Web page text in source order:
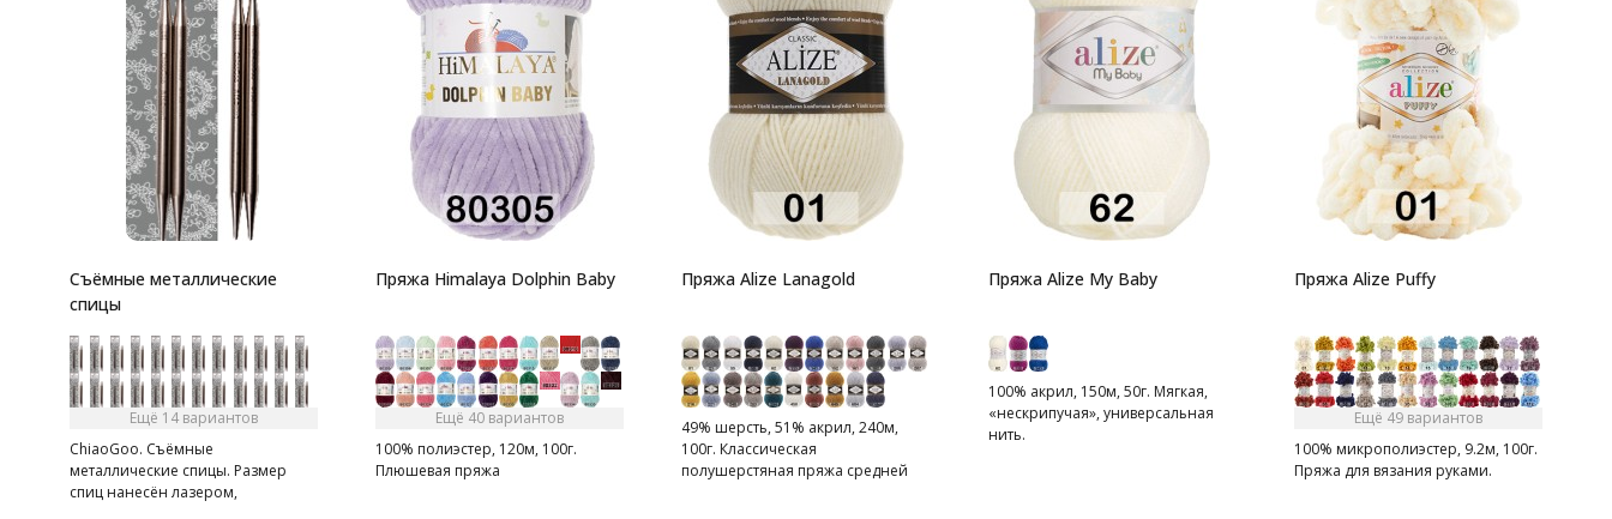
Съёмные металлические
спицы
Ещё 14 вариантов
ChiaoGoo. Съёмные
металлические спицы. Размер
спиц нанесён лазером,
Пряжа Himalaya Dolphin Baby
Ещё 40 вариантов
100% полиэстер, 120м, 100г.
Плюшевая пряжа
Пряжа Alize Lanagold
49% шерсть, 51% акрил, 240м,
100г. Классическая
полушерстяная пряжа средней
Пряжа Alize My Baby
100% акрил, 150м, 50г. Мягкая,
«нескрипучая», универсальная
нить.
Пряжа Alize Puffy
Ещё 49 вариантов
100% микрополиэстер, 9.2м, 100г.
Пряжа для вязания руками.